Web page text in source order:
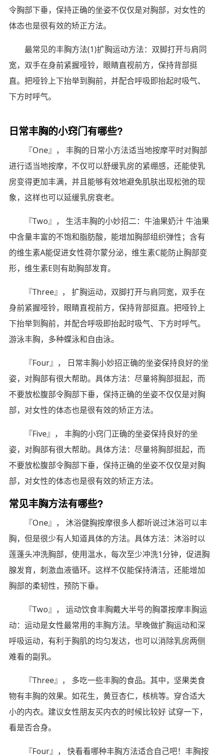
令胸部下垂，保持正确的坐姿不仅仅是对胸部，对女性的
体态也是很有效的矫正方法。
最常见的丰胸方法(1)扩胸运动方法：双脚打开与肩同
宽，双手在身前紧握哑铃，眼睛直视前方，保持背部挺
直。把哑铃上下抬举到胸前，并配合呼吸即抬起时吸气、
下方时呼气。
日常丰胸的小窍门有哪些?
『One』， 丰胸的日常小方法适当地按摩平时对胸部
进行适当地按摩，不仅可以舒缓乳房的紧绷感，还能使乳
房变得更加丰满，并且能够有效地避免肌肤出现松弛的现
象，这样也可以延缓乳房衰老。
『Two』， 生活丰胸的小妙招二：牛油果奶汁 牛油果
中含量丰富的不饱和脂肪酸，能增加胸部组织弹性；含有
的维生素A能促进女性荷尔蒙分泌，维生素C能防止胸部变
形，维生素E则有助胸部发育。
『Three』， 扩胸运动，双脚打开与肩同宽，双手在
身前紧握哑铃，眼睛直视前方，保持背部挺直。把哑铃上
下抬举到胸前，并配合呼吸即抬起时吸气、下方时呼气。
游泳丰胸，多种蝶泳和自由泳。
『Four』， 日常丰胸小妙招正确的坐姿保持良好的坐
姿，对胸部有很大帮助。具体方法：尽量将胸部挺起，而
不要放松腹部令胸部下垂，保持正确的坐姿不仅仅是对胸
部，对女性的体态也是很有效的矫正方法。
『Five』， 丰胸的小窍门正确的坐姿保持良好的坐
姿，对胸部有很大帮助。具体方法：尽量将胸部挺起，而
不要放松腹部令胸部下垂，保持正确的坐姿不仅仅是对胸
部，对女性的体态也是很有效的矫正方法。
常见丰胸方法有哪些?
『One』， 沐浴健胸按摩很多人都听说过沐浴可以丰
胸，但是很少有人知道具体的方法。具体方法：沐浴时以
莲蓬头冲洗胸部，使用温水，每次至少冲洗1分钟，促进胸
腺发育，刺激血液循环。这样不仅能保持清洁，还能增加
胸部的柔韧性，预防下垂。
『Two』， 运动饮食丰胸戴大半号的胸罩按摩丰胸运
动：运动是女性最常用的丰胸方法。早晚做扩胸运动和深
呼吸运动，有利于胸肌的均匀发达，也可以消除乳房两侧
难看的副乳。
『Three』， 多吃一些丰胸的食品。其中，坚果类食
物有丰胸的效果。如花生，黄豆杏仁，核桃等。穿合适大
小的内衣。建议女性朋友买内衣的时候比较好 试穿一下，
看是否合身。
『Four』， 快看看哪种丰胸方法适合自己吧！丰胸按